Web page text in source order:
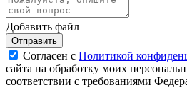
Добавить файл
Отправить
Согласен с Политикой
сайта на обработку моих
соответствии с требованиями